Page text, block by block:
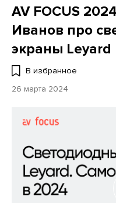
AV FOCUS
Иванов про
экраны Leyard
В избранное
26 марта 2024